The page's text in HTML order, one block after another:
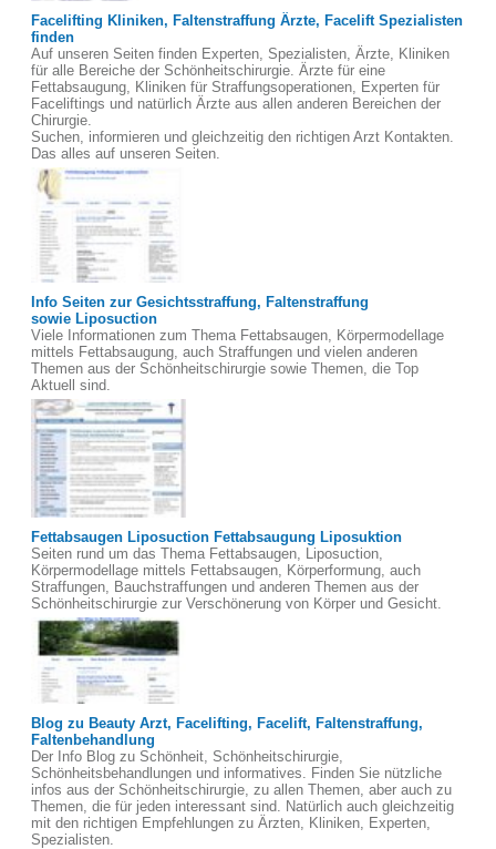
Facelifting Kliniken, Faltenstraffung Ärzte, Facelift Spezialisten
finden
Auf unseren Seiten finden Experten, Spezialisten, Ärzte, Kliniken
für alle Bereiche der Schönheitschirurgie. Ärzte für eine
Fettabsaugung, Kliniken für Straffungsoperationen, Experten für
Faceliftings und natürlich Ärzte aus allen anderen Bereichen der
Chirurgie.
Suchen, informieren und gleichzeitig den richtigen Arzt Kontakten.
Das alles auf unseren Seiten.
Info Seiten zur Gesichtsstraffung, Faltenstraffung
sowie Liposuction
Viele Informationen zum Thema Fettabsaugen, Körpermodellage
mittels Fettabsaugung, auch Straffungen und vielen anderen
Themen aus der Schönheitschirurgie sowie Themen, die Top
Aktuell sind.
Fettabsaugen Liposuction Fettabsaugung Liposuktion
Seiten rund um das Thema Fettabsaugen, Liposuction,
Körpermodellage mittels Fettabsaugen, Körperformung, auch
Straffungen, Bauchstraffungen und anderen Themen aus der
Schönheitschirurgie zur Verschönerung von Körper und Gesicht.
Blog zu Beauty Arzt, Facelifting, Facelift, Faltenstraffung,
Faltenbehandlung
Der Info Blog zu Schönheit, Schönheitschirurgie,
Schönheitsbehandlungen und informatives. Finden Sie nützliche
infos aus der Schönheitschirurgie, zu allen Themen, aber auch zu
Themen, die für jeden interessant sind. Natürlich auch gleichzeitig
mit den richtigen Empfehlungen zu Ärzten, Kliniken, Experten,
Spezialisten.